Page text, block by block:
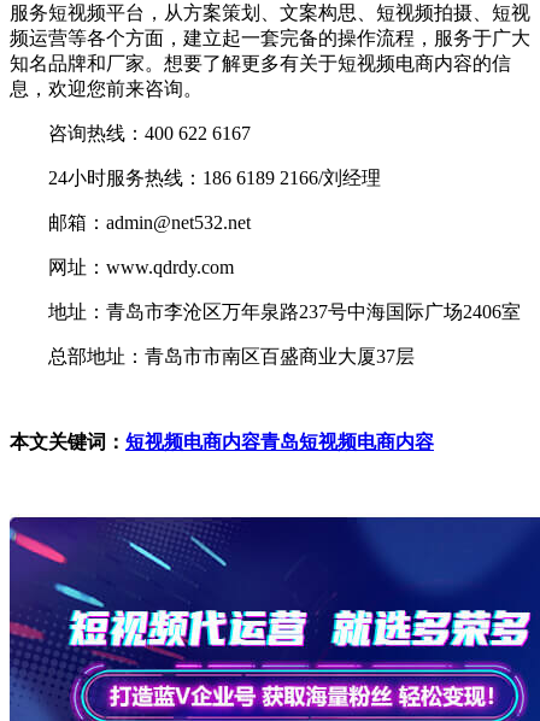
服务短视频平台，从方案策划、文案构思、短视频拍摄、短视
频运营等各个方面，建立起一套完备的操作流程，服务于广大
知名品牌和厂家。想要了解更多有关于短视频电商内容的信
息，欢迎您前来咨询。
咨询热线：400 622 6167
24小时服务热线：186 6189 2166/刘经理
邮箱：admin@net532.net
网址：www.qdrdy.com
地址：青岛市李沧区万年泉路237号中海国际广场2406室
总部地址：青岛市市南区百盛商业大厦37层
本文关键词： 短视频电商内容青岛短视频电商内容